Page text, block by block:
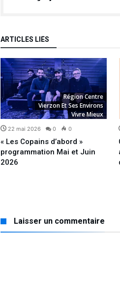
ARTICLES LIÉS
Région Centre
Vierzon Et Ses Environs
Vivre Mieux
22 mai 2026 0 0
« Les Copains d’abord »
programmation Mai et Juin
2026
Laisser un commentaire